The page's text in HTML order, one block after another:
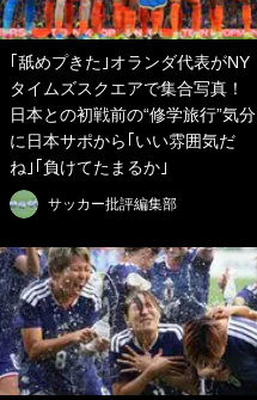
｢舐めプきた｣オランダ代表がNY
タイムズスクエアで集合写真！
日本との初戦前の“修学旅行”気分
に日本サポから｢いい雰囲気だ
ね｣｢負けてたまるか｣
サッカー批評編集部